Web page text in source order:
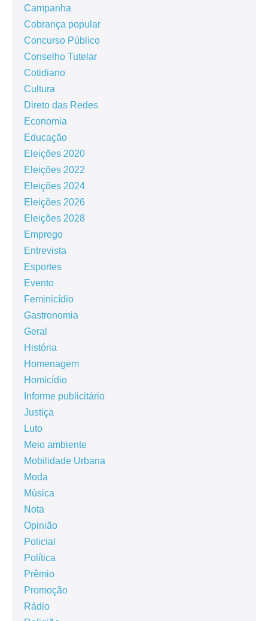
Campanha
Cobrança popular
Concurso Público
Conselho Tutelar
Cotidiano
Cultura
Direto das Redes
Economia
Educação
Eleições 2020
Eleições 2022
Eleições 2024
Eleições 2026
Eleições 2028
Emprego
Entrevista
Esportes
Evento
Feminicídio
Gastronomia
Geral
História
Homenagem
Homicídio
Informe publicitário
Justiça
Luto
Meio ambiente
Mobilidade Urbana
Moda
Música
Nota
Opinião
Policial
Política
Prêmio
Promoção
Rádio